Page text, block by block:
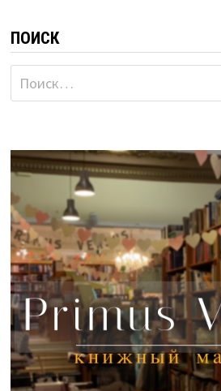
ПОИСК
Найти: